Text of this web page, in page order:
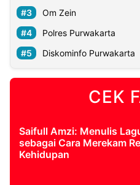
Om Zein
Polres Purwakarta
Diskominfo Purwakarta
CEK
Saifull Amzi: Menulis
sebagai Cara Merekam
Kehidupan